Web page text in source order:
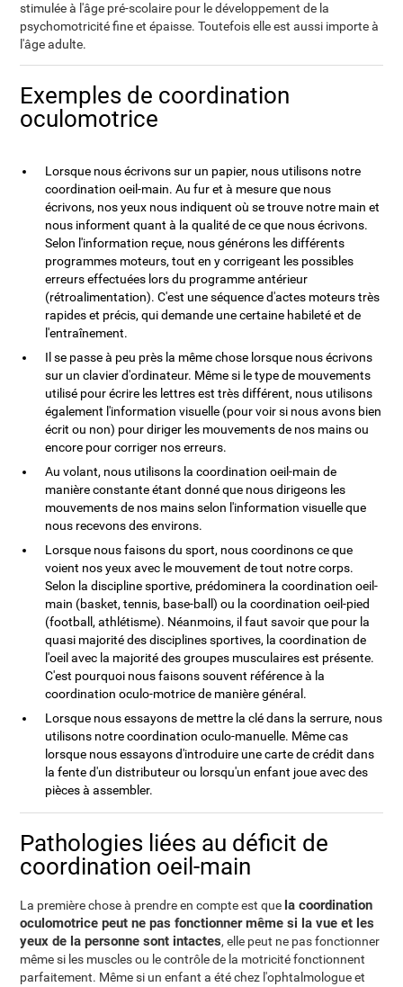
stimulée à l'âge pré-scolaire pour le développement de la
psychomotricité fine et épaisse. Toutefois elle est aussi importe à
l'âge adulte.
Exemples de coordination
oculomotrice
Lorsque nous écrivons sur un papier, nous utilisons notre
coordination oeil-main. Au fur et à mesure que nous
écrivons, nos yeux nous indiquent où se trouve notre main et
nous informent quant à la qualité de ce que nous écrivons.
Selon l'information reçue, nous générons les différents
programmes moteurs, tout en y corrigeant les possibles
erreurs effectuées lors du programme antérieur
(rétroalimentation). C'est une séquence d'actes moteurs très
rapides et précis, qui demande une certaine habileté et de
l'entraînement.
Il se passe à peu près la même chose lorsque nous écrivons
sur un clavier d'ordinateur. Même si le type de mouvements
utilisé pour écrire les lettres est très différent, nous utilisons
également l'information visuelle (pour voir si nous avons bien
écrit ou non) pour diriger les mouvements de nos mains ou
encore pour corriger nos erreurs.
Au volant, nous utilisons la coordination oeil-main de
manière constante étant donné que nous dirigeons les
mouvements de nos mains selon l'information visuelle que
nous recevons des environs.
Lorsque nous faisons du sport, nous coordinons ce que
voient nos yeux avec le mouvement de tout notre corps.
Selon la discipline sportive, prédominera la coordination oeil-
main (basket, tennis, base-ball) ou la coordination oeil-pied
(football, athlétisme). Néanmoins, il faut savoir que pour la
quasi majorité des disciplines sportives, la coordination de
l'oeil avec la majorité des groupes musculaires est présente.
C'est pourquoi nous faisons souvent référence à la
coordination oculo-motrice de manière général.
Lorsque nous essayons de mettre la clé dans la serrure, nous
utilisons notre coordination oculo-manuelle. Même cas
lorsque nous essayons d'introduire une carte de crédit dans
la fente d'un distributeur ou lorsqu'un enfant joue avec des
pièces à assembler.
Pathologies liées au déficit de
coordination oeil-main
La première chose à prendre en compte est que la coordination
oculomotrice peut ne pas fonctionner même si la vue et les
yeux de la personne sont intactes, elle peut ne pas fonctionner
même si les muscles ou le contrôle de la motricité fonctionnent
parfaitement. Même si un enfant a été chez l'ophtalmologue et